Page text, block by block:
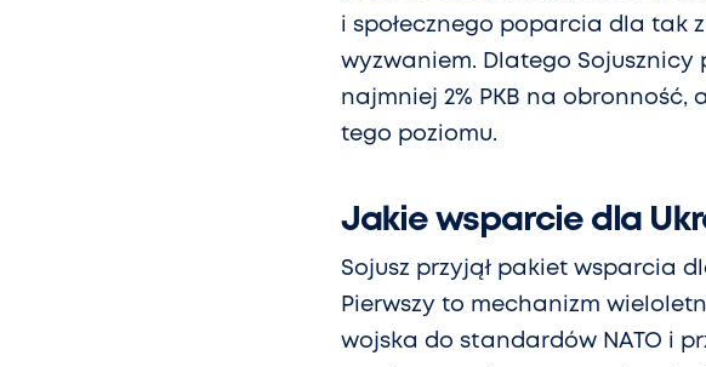
i społecznego poparcia dla tak
wyzwaniem. Dlatego
najmniej 2% PKB na
tego poziomu.
Jakie wsparcie dla
Sojusz przyjął pakiet wsparcia
Pierwszy to mechanizm
wojska do standardów NATO i